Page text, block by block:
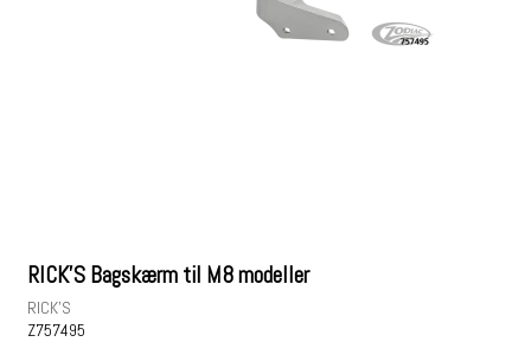
RICK'S Bagskærm til M8 modeller
RICK'S
Z757495